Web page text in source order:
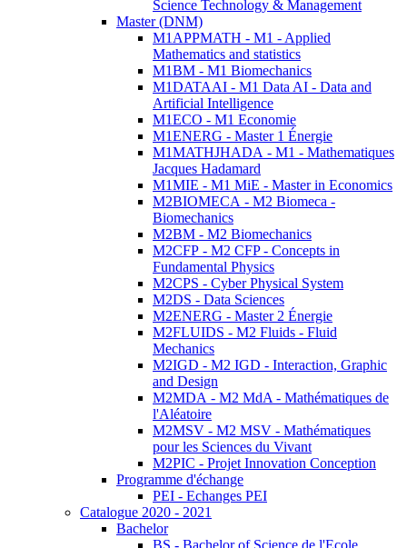
Science Technology & Management
Master (DNM)
M1APPMATH - M1 - Applied
Mathematics and statistics
M1BM - M1 Biomechanics
M1DATAAI - M1 Data AI - Data and
Artificial Intelligence
M1ECO - M1 Economie
M1ENERG - Master 1 Énergie
M1MATHJHADA - M1 - Mathematiques
Jacques Hadamard
M1MIE - M1 MiE - Master in Economics
M2BIOMECA - M2 Biomeca -
Biomechanics
M2BM - M2 Biomechanics
M2CFP - M2 CFP - Concepts in
Fundamental Physics
M2CPS - Cyber Physical System
M2DS - Data Sciences
M2ENERG - Master 2 Énergie
M2FLUIDS - M2 Fluids - Fluid
Mechanics
M2IGD - M2 IGD - Interaction, Graphic
and Design
M2MDA - M2 MdA - Mathématiques de
l'Aléatoire
M2MSV - M2 MSV - Mathématiques
pour les Sciences du Vivant
M2PIC - Projet Innovation Conception
Programme d'échange
PEI - Echanges PEI
Catalogue 2020 - 2021
Bachelor
BS - Bachelor of Science de l'Ecole